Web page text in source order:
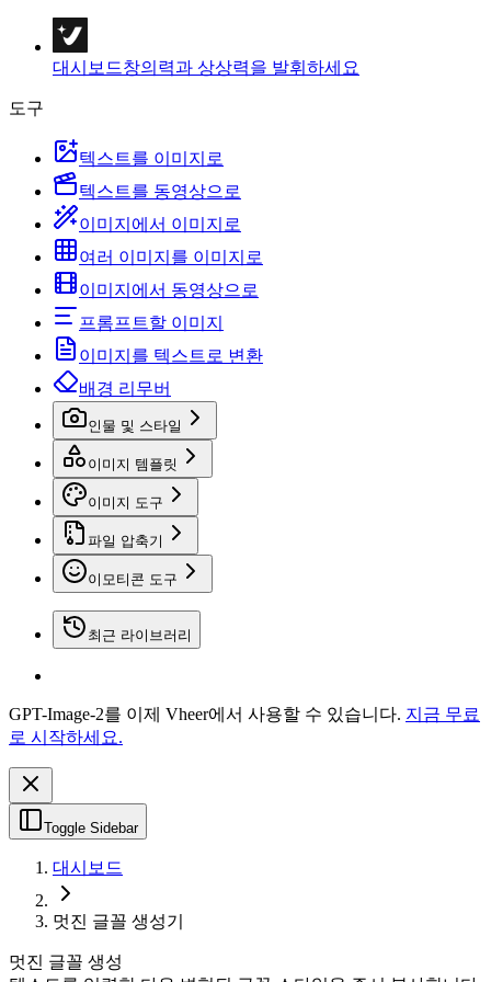
대시보드창의력과 상상력을 발휘하세요
도구
텍스트를 이미지로
텍스트를 동영상으로
이미지에서 이미지로
여러 이미지를 이미지로
이미지에서 동영상으로
프롬프트할 이미지
이미지를 텍스트로 변환
배경 리무버
인물 및 스타일
이미지 템플릿
이미지 도구
파일 압축기
이모티콘 도구
최근 라이브러리
GPT-Image-2를 이제 Vheer에서 사용할 수 있습니다. 지금 무료
로 시작하세요.
Toggle Sidebar
대시보드
멋진 글꼴 생성기
멋진 글꼴 생성